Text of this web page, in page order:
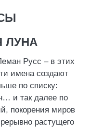
ЛУНА
Русс – в этих
имена создают
по списку:
и так далее по
покорения миров
растущего